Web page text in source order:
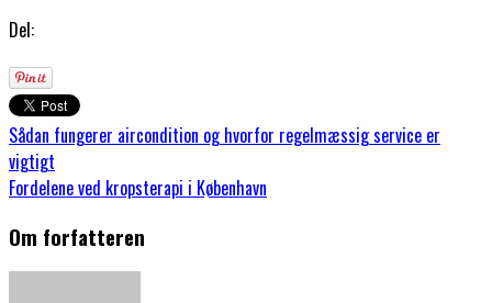
Del:
Sådan fungerer aircondition og hvorfor regelmæssig service er
vigtigt
Fordelene ved kropsterapi i København
Om forfatteren